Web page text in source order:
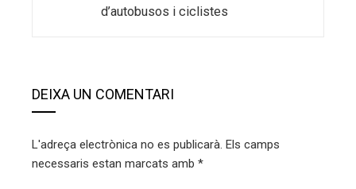
d’autobusos i ciclistes
DEIXA UN COMENTARI
L'adreça electrònica no es publicarà. Els camps
necessaris estan marcats amb *